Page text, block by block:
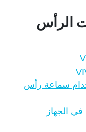
الرأس
سماعة رأس